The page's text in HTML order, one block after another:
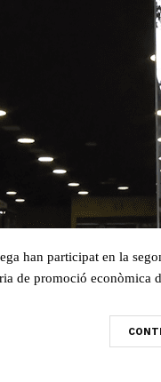
han participat en la
de promoció